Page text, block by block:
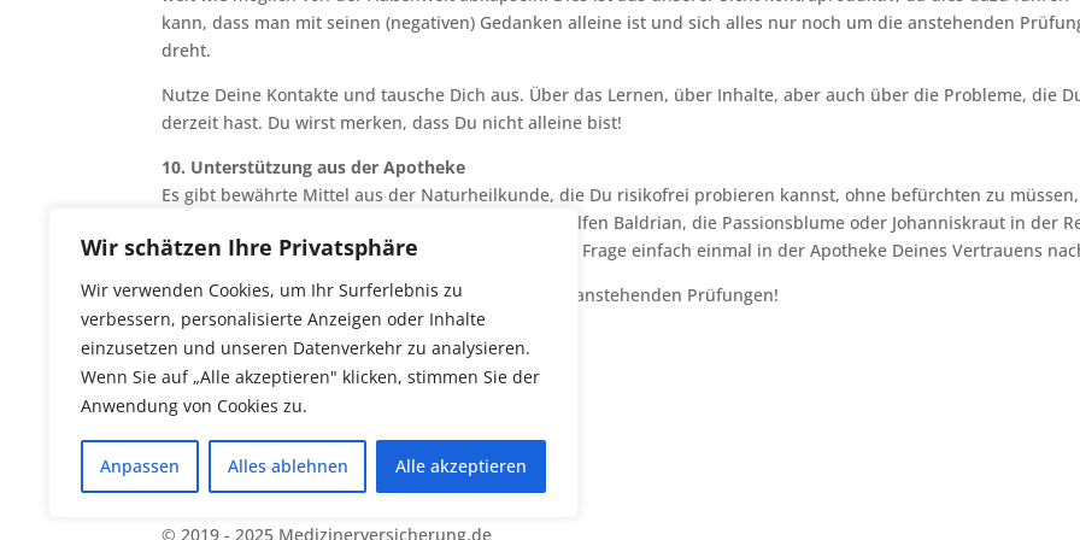
Wir schätzen Ihre Privatsphäre
Wir verwenden Cookies, um Ihr Surferlebnis zu
verbessern, personalisierte Anzeigen oder Inhalte
einzusetzen und unseren Datenverkehr zu analysieren.
Wenn Sie auf „Alle akzeptieren" klicken, stimmen Sie der
Anwendung von Cookies zu.
Anpassen Alles ablehnen Alle akzeptieren
kann, dass man mit seinen (negativen) Gedanken alleine ist und sich alles nur noch um die anstehenden
dreht.
Nutze Deine Kontakte und tausche Dich aus. Über das Lernen, über Inhalte, aber auch über die Probleme, die
derzeit hast. Du wirst merken, dass Du nicht alleine bist!
10. Unterstützung aus der Apotheke
Es gibt bewährte Mittel aus der Naturheilkunde, die Du risikofrei probieren kannst, ohne befürchten zu müssen,
dass Dein Lernvermögen beeinträchtigt wird. So helfen Baldrian, die Passionsblume oder Johanniskraut in der
ganz gut, wenn es darum geht sich zu entspannen. Frage einfach einmal in der Apotheke Deines Vertrauens
Wir wünschen Dir auf jeden Fall viel Glück bei den anstehenden Prüfungen!
Datenschutzerklärung Impressum Über uns
© 2019 - 2025 Medizinerversicherung.de